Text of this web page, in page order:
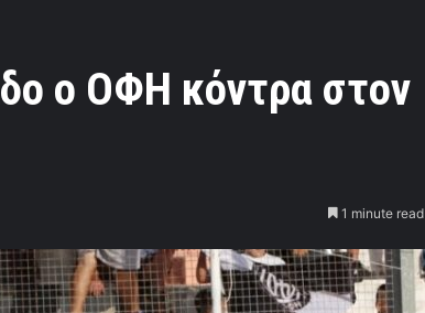
ο ΟΦΗ κόντρα στον
1 minute read